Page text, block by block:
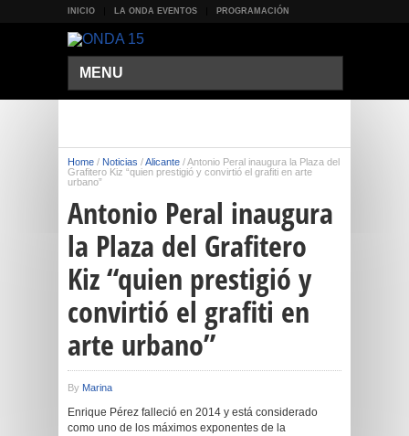
INICIO LA ONDA EVENTOS PROGRAMACIÓN
MENU
Home / Noticias /Alicante /Antonio Peral inaugura la Plaza del
Grafitero Kiz “quien prestigió y convirtió el grafiti en arte
urbano”
Antonio Peral inaugura
la Plaza del Grafitero
Kiz “quien prestigió y
convirtió el grafiti en
arte urbano”
By Marina
Enrique Pérez falleció en 2014 y está considerado
como uno de los máximos exponentes de la